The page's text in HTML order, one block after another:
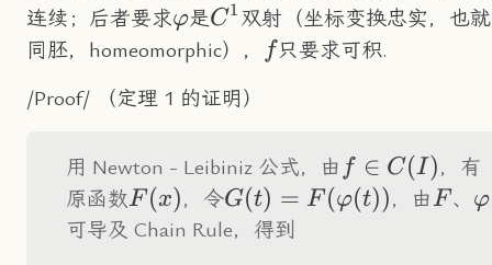
连续；后者要求\varphi
φ是C^1
C1 双射（坐标变换忠实，也
同胚，homeomorphic），
ff只要求可积.
/Proof/ （定理 1 的证明）
用 Newton - Leibiniz 公式，由 f\in
C(I)
f ∈ C(I)，有
原函数F(x)
F (x)，令G(t)=F(\varphi(t))
G(t) = F (φ(t))，由F
F、 φ
可导及 Chain Rule，得到